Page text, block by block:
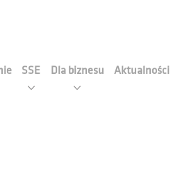
SSE Dla biznesu Aktualności